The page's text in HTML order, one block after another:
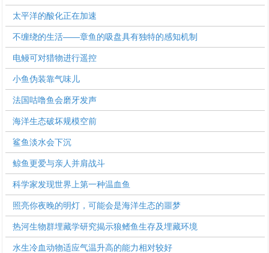
太平洋的酸化正在加速
不缠绕的生活——章鱼的吸盘具有独特的感知机制
电鳗可对猎物进行遥控
小鱼伪装靠气味儿
法国咕噜鱼会磨牙发声
海洋生态破坏规模空前
鲨鱼淡水会下沉
鲸鱼更爱与亲人并肩战斗
科学家发现世界上第一种温血鱼
照亮你夜晚的明灯，可能会是海洋生态的噩梦
热河生物群埋藏学研究揭示狼鳍鱼生存及埋藏环境
水生冷血动物适应气温升高的能力相对较好